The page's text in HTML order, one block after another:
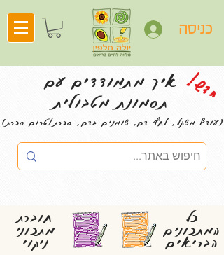
כניסה
איך מתמודדים עם
תסמונת מטבולית חדש!
(עודף משקל, לחץ דם, שומנים בדם, סכרת/טרום סכרת)
חוברת
מתכוני
ניקוי
כל
המתכונים
הבריאים